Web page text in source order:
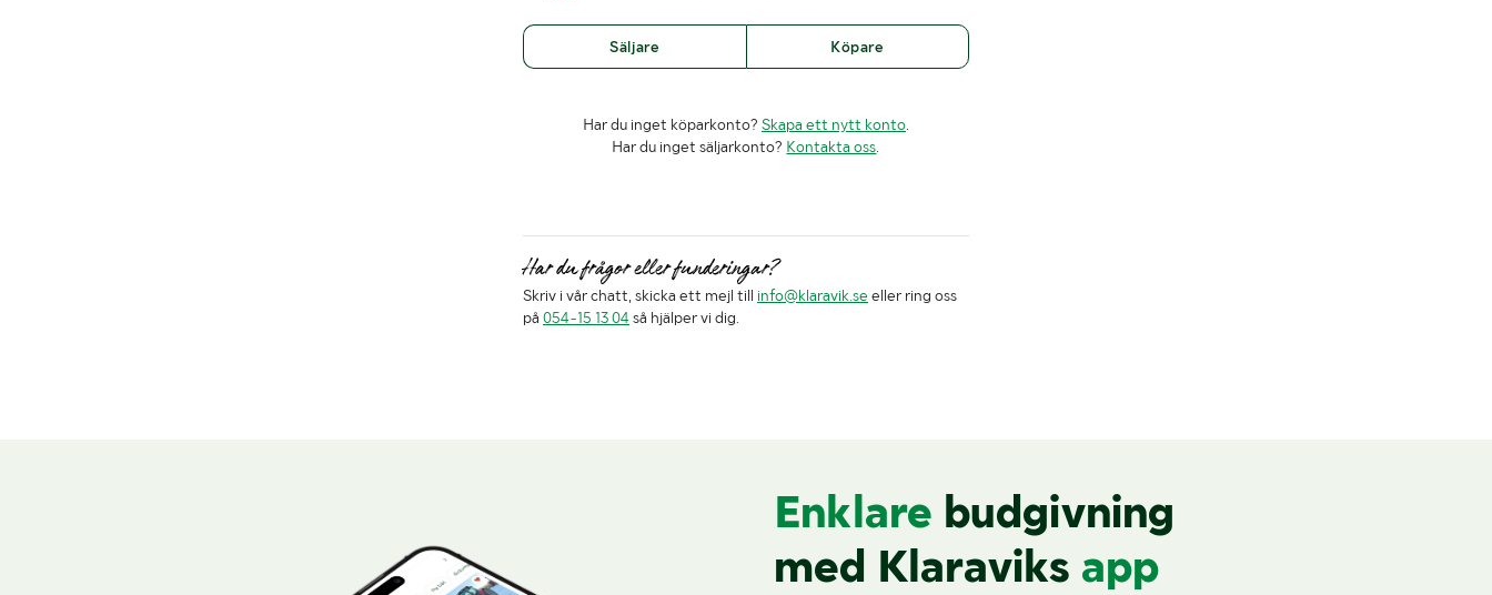
Säljare Köpare
Har du inget köparkonto? Skapa ett nytt konto.
Har du inget säljarkonto? Kontakta oss
Har du frågor eller funderingar?
Skriv i vår chatt, skicka ett mejl till info@klaravik.se eller ring oss
på 054-15 13 04så hjälper vi dig.
Enklare budgivning
med Klaraviks app